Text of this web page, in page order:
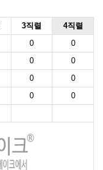
3직렬 4직렬
0
0
0
0
0
0
0
0